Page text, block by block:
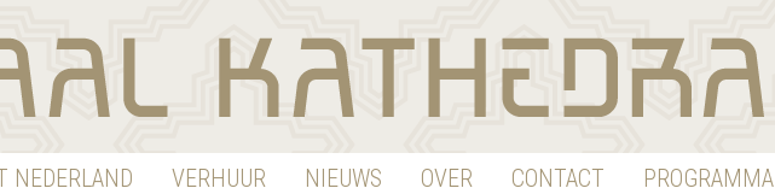
NEDERLAND VERHUUR NIEUWS OVER CONTACT
PROGRAMMA